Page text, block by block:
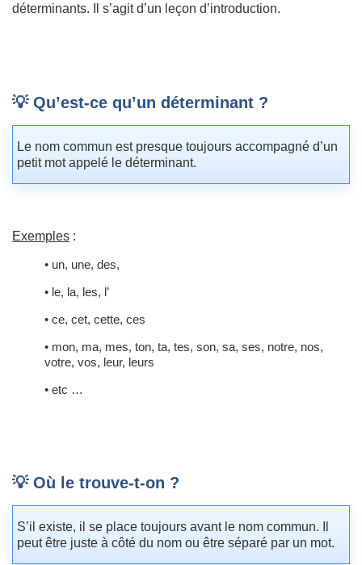
déterminants. Il s’agit d’un leçon d’introduction.
💡 Qu’est-ce qu’un déterminant ?
Le nom commun est presque toujours accompagné d’un
petit mot appelé le déterminant.
Exemples :
• un, une, des,
• le, la, les, l’
• ce, cet, cette, ces
• mon, ma, mes, ton, ta, tes, son, sa, ses, notre, nos,
votre, vos, leur, leurs
• etc …
💡 Où le trouve-t-on ?
S’il existe, il se place toujours avant le nom commun. Il
peut être juste à côté du nom ou être séparé par un mot.